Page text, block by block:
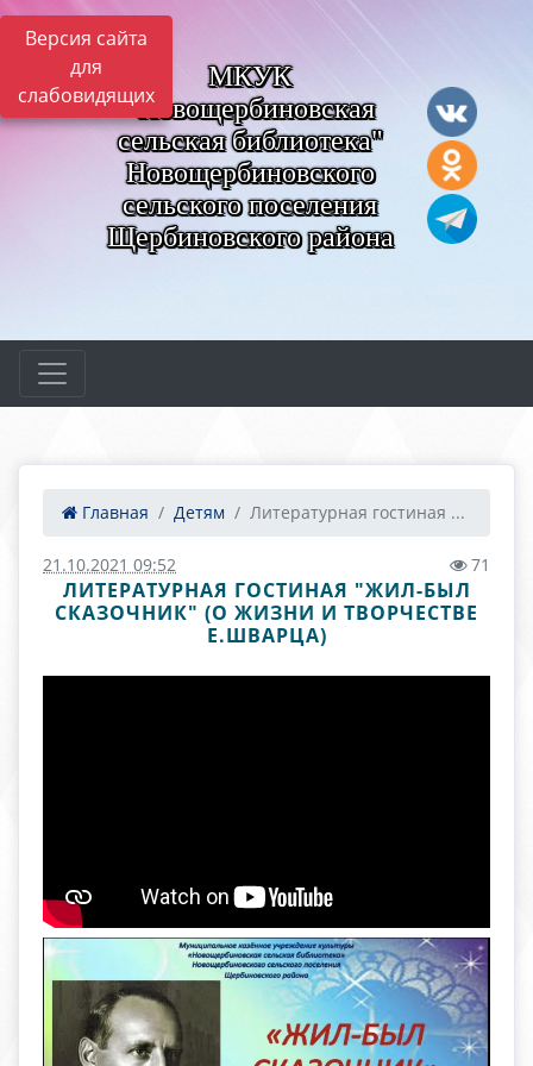
Версия сайта
для
слабовидящих
МКУК
"Новощербиновская
сельская библиотека"
Новощербиновского
сельского поселения
Щербиновского района
Главная Детям Литературная гостиная ...
21.10.2021 09:52 71
ЛИТЕРАТУРНАЯ ГОСТИНАЯ "ЖИЛ-БЫЛ
СКАЗОЧНИК" (О ЖИЗНИ И ТВОРЧЕСТВЕ
Е.ШВАРЦА)